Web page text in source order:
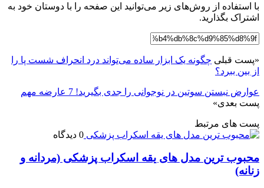
با استفاده از روش‌های زیر می‌توانید این صفحه را با دوستان خود به
اشتراک بگذارید.
«پست قبلی چگونه یک ابزار ساده می‌تواند درد انحراف شست پا را
از بین ببرد؟
عوارض نبستن سوتین در نوجوانی را جدی بگیرید! 7 عارضه مهم
پست بعدی»
پست های مرتبط
0 دیدگاه
محبوب ترین مدل های یقه اسکراب پزشکی (مردانه و
زنانه)